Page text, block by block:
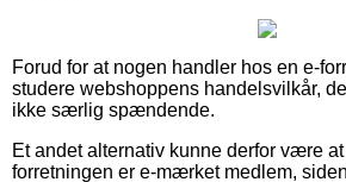
Forud for at nogen handler hos en e-
studere webshoppens handelsvilkår,
ikke særlig spændende.
Et andet alternativ kunne derfor være
forretningen er e-mærket medlem,